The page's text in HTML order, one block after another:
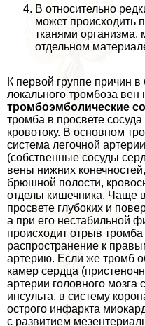
В относительно
может происходить
тканями организма,
отдельном
К первой группе причин
локального тромбоза вен
тромбоэмболические
тромба в просвете
кровотоку. В основном
система легочной
(собственные сосуды
вены нижних
брюшной полости,
отделы кишечника. Чаще
просвете глубоких и
а при его нестабильной
происходит отрыв
распространение к
артерию. Если же тромб
камер сердца
артерии головного мозга
инсульта, в систему
острого инфаркта
с развитием